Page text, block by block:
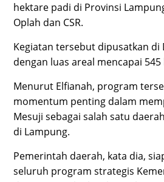
hektare padi di Provinsi
Oplah dan CSR.
Kegiatan tersebut dipusatkan di
dengan luas areal mencapai
Menurut Elfianah, program
momentum penting dalam
Mesuji sebagai salah satu
di Lampung.
Pemerintah daerah, kata dia,
seluruh program strategis